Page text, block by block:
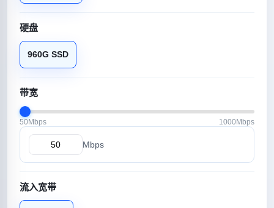
硬盘
960G SSD
带宽
50Mbps 1000Mbps
Mbps
流入宽带